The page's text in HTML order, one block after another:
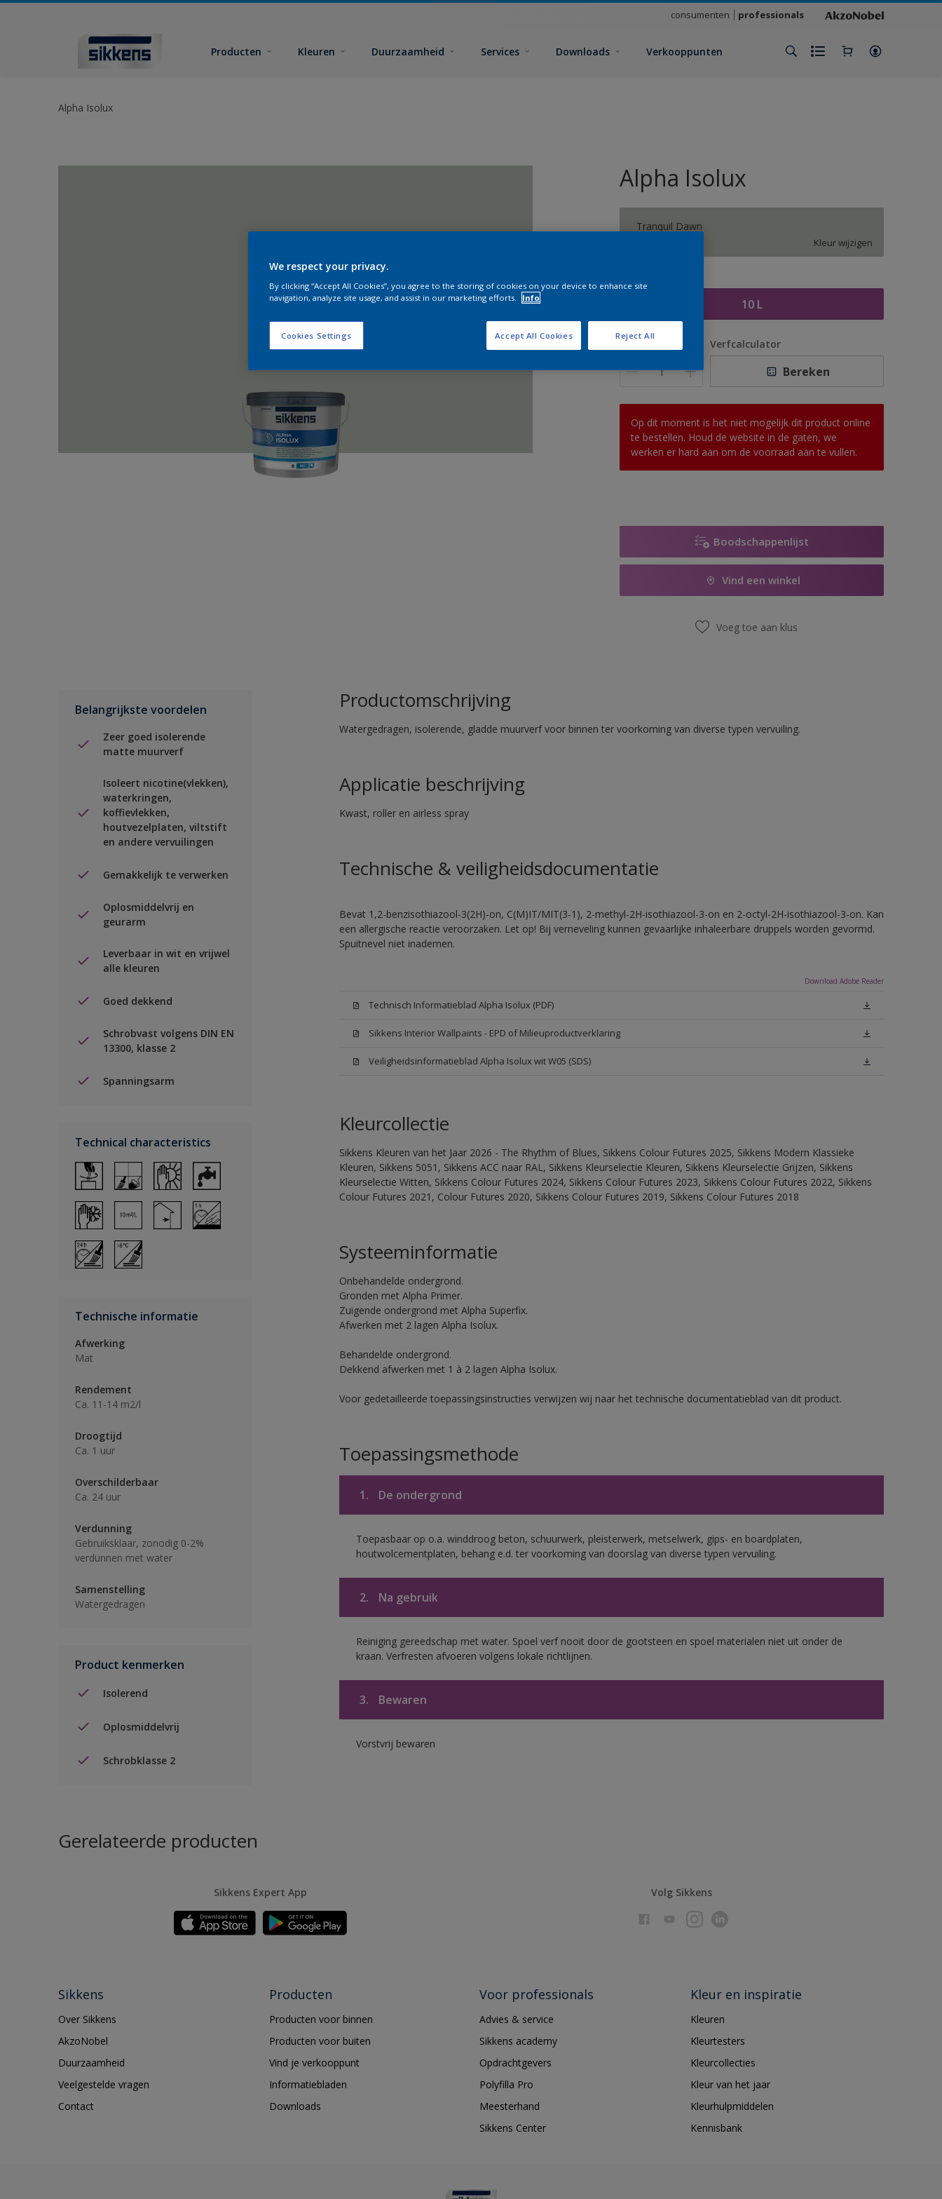
consumenten professionals
Producten Kleuren Duurzaamheid Services Downloads Verkooppunten
Alpha Isolux
Alpha Isolux
Tranquil Dawn
Kleur wijzigen
Grootte
10 L
Aantal Verfcalculator
Bereken
Op dit moment is het niet mogelijk dit product online
te bestellen. Houd de website in de gaten, we
werken er hard aan om de voorraad aan te vullen.
Boodschappenlijst
Vind een winkel
Voeg toe aan klus
Belangrijkste voordelen
Zeer goed isolerende
matte muurverf
Isoleert nicotine(vlekken),
waterkringen,
koffievlekken,
houtvezelplaten, viltstift
en andere vervuilingen
Gemakkelijk te verwerken
Oplosmiddelvrij en
geurarm
Leverbaar in wit en vrijwel
alle kleuren
Goed dekkend
Schrobvast volgens DIN EN
13300, klasse 2
Spanningsarm
Technical characteristics
Technische informatie
Afwerking
Mat
Rendement
Ca. 11-14 m2/l
Droogtijd
Ca. 1 uur
Overschilderbaar
Ca. 24 uur
Verdunning
Gebruiksklaar, zonodig 0-2%
verdunnen met water
Samenstelling
Watergedragen
Product kenmerken
Isolerend
Oplosmiddelvrij
Schrobklasse 2
Productomschrijving
Watergedragen, isolerende, gladde muurverf voor binnen ter voorkoming van diverse typen vervuiling.
Applicatie beschrijving
Kwast, roller en airless spray
Technische & veiligheidsdocumentatie
Bevat 1,2-benzisothiazool-3(2H)-on, C(M)IT/MIT(3-1), 2-methyl-2H-isothiazool-3-on en 2-octyl-2H-isothiazool-3-on. Kan
een allergische reactie veroorzaken. Let op! Bij verneveling kunnen gevaarlijke inhaleerbare druppels worden gevormd.
Spuitnevel niet inademen.
Download Adobe Reader
Technisch Informatieblad Alpha Isolux (PDF)
Sikkens Interior Wallpaints - EPD of Milieuproductverklaring
Veiligheidsinformatieblad Alpha Isolux wit W05 (SDS)
Kleurcollectie
Sikkens Kleuren van het Jaar 2026 - The Rhythm of Blues, Sikkens Colour Futures 2025, Sikkens Modern Klassieke
Kleuren, Sikkens 5051, Sikkens ACC naar RAL, Sikkens Kleurselectie Kleuren, Sikkens Kleurselectie Grijzen, Sikkens
Kleurselectie Witten, Sikkens Colour Futures 2024, Sikkens Colour Futures 2023, Sikkens Colour Futures 2022, Sikkens
Colour Futures 2021, Colour Futures 2020, Sikkens Colour Futures 2019, Sikkens Colour Futures 2018
Systeeminformatie
Onbehandelde ondergrond.
Gronden met Alpha Primer.
Zuigende ondergrond met Alpha Superfix.
Afwerken met 2 lagen Alpha Isolux.
Behandelde ondergrond.
Dekkend afwerken met 1 à 2 lagen Alpha Isolux.
Voor gedetailleerde toepassingsinstructies verwijzen wij naar het technische documentatieblad van dit product.
Toepassingsmethode
1. De ondergrond
Toepasbaar op o.a. winddroog beton, schuurwerk, pleisterwerk, metselwerk, gips- en boardplaten,
houtwolcementplaten, behang e.d. ter voorkoming van doorslag van diverse typen vervuiling.
2. Na gebruik
Reiniging gereedschap met water. Spoel verf nooit door de gootsteen en spoel materialen niet uit onder de
kraan. Verfresten afvoeren volgens lokale richtlijnen.
3. Bewaren
Vorstvrij bewaren
Gerelateerde producten
Sikkens Expert App Volg Sikkens
Sikkens
Over Sikkens
AkzoNobel
Duurzaamheid
Veelgestelde vragen
Contact
Producten
Producten voor binnen
Producten voor buiten
Vind je verkooppunt
Informatiebladen
Downloads
Voor professionals
Advies & service
Sikkens academy
Opdrachtgevers
Polyfilla Pro
Meesterhand
Sikkens Center
Kleur en inspiratie
Kleuren
Kleurtesters
Kleurcollecties
Kleur van het jaar
Kleurhulpmiddelen
Kennisbank
We respect your privacy.
By clicking “Accept All Cookies”, you agree to the storing of cookies on your device to enhance site
navigation, analyze site usage, and assist in our marketing efforts.
Info
Cookies Settings Reject All
Accept All Cookies